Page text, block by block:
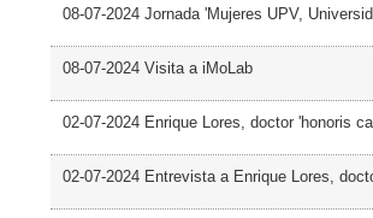
08-07-2024 Jornada 'Mujeres UPV,
08-07-2024 Visita a iMoLab
02-07-2024 Enrique Lores, doctor 'honoris
02-07-2024 Entrevista a Enrique Lores,